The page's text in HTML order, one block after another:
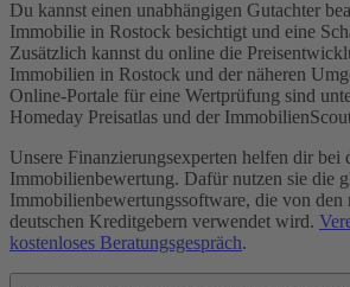
Du kannst einen unabhängigen Gutachter
Immobilie in Rostock besichtigt und eine
Zusätzlich kannst du online die
Immobilien in Rostock und der näheren
Online-Portale für eine Wertprüfung sind
Homeday Preisatlas und der
Unsere Finanzierungsexperten helfen dir bei
Immobilienbewertung. Dafür nutzen sie die
Immobilienbewertungssoftware, die von den
deutschen Kreditgebern verwendet wird.
kostenloses Beratungsgespräch.